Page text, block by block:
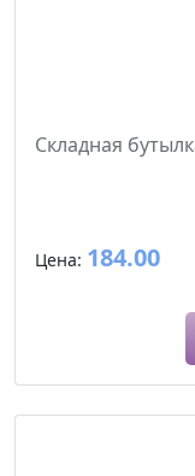
Складная
Цена: 184.00